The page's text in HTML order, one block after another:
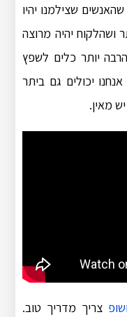
שצילמנו יהיו
ושהלקוח יהיה מרוצה
יותר כלים לשפץ
יכולים גם ביתר
מאין.
צריך מדריך טוב.